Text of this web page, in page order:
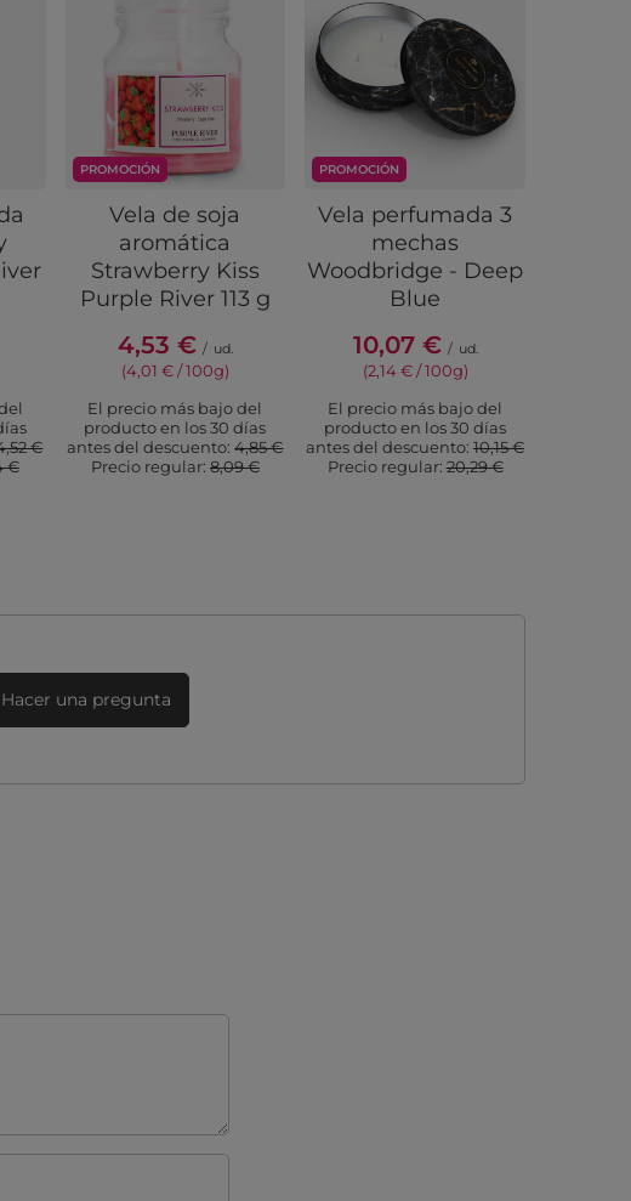
€
€
PROMOCIÓN
Vela de soja
aromática
Strawberry Kiss
Purple River 113 g
4,53 € / ud.
(4,01 € / 100g)
El precio más bajo del
producto en los 30 días
antes del descuento:4,85 €
Precio regular: 8,09 €
PROMOCIÓN
Vela perfumada 3
mechas
Woodbridge - Deep
Blue
10,07 € / ud.
(2,14 € / 100g)
El precio más bajo del
producto en los 30 días
antes del descuento:10,15 €
Precio regular:20,29 €
Hacer una pregunta